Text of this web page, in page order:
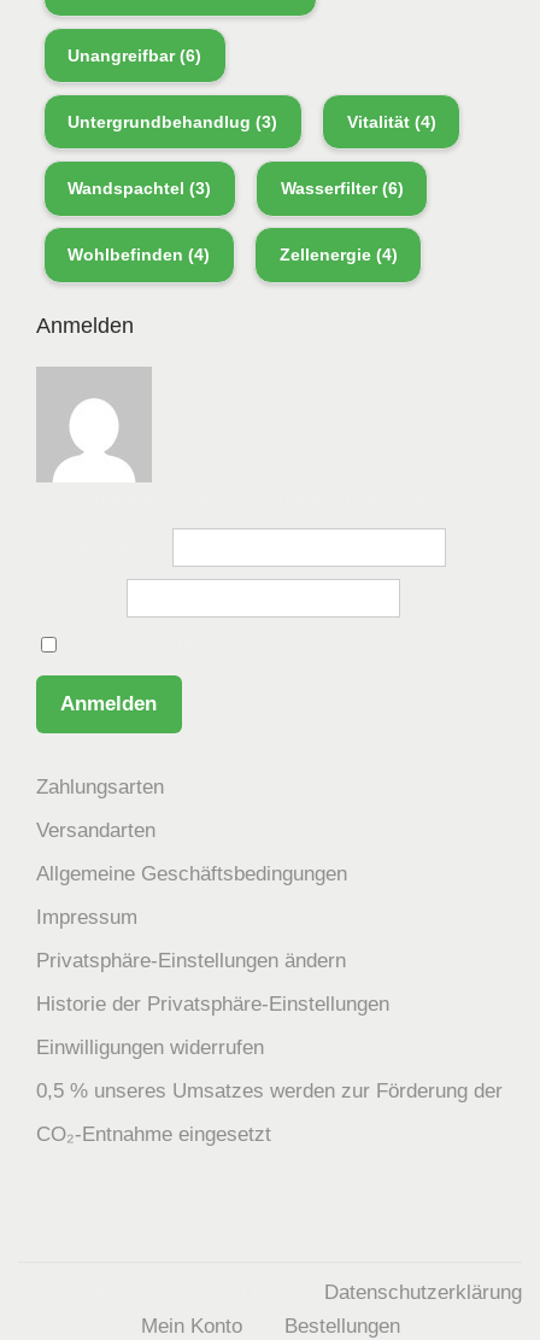
Unangreifbar(6)
Untergrundbehandlug (3) Vitalität(4)
Wandspachtel (3) Wasserfilter(6)
Wohlbefinden (4) Zellenergie(4)
Anmelden
Zahlungsarten
Versandarten
Allgemeine Geschäftsbedingungen
Impressum
Privatsphäre-Einstellungen ändern
Historie der Privatsphäre-Einstellungen
Einwilligungen widerrufen
0,5 % unseres Umsatzes werden zur Förderung der
CO₂-Entnahme eingesetzt
Datenschutzerklärung
Mein Konto
Bestellungen